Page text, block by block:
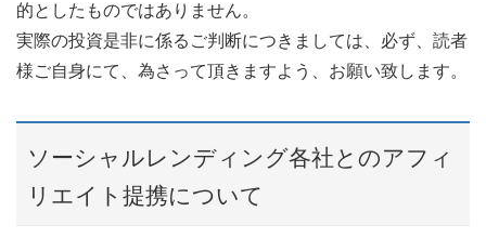
的としたものではありません。
実際の投資是非に係るご判断につきましては、必ず、読者
様ご自身にて、為さって頂きますよう、お願い致します。
ソーシャルレンディング各社とのアフィ
リエイト提携について